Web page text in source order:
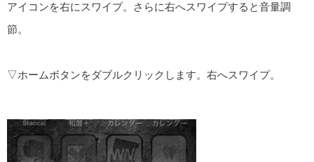
アイコンを右にスワイプ。さらに右へスワイプすると音量調
節。
▽ホームボタンをダブルクリックします。右へスワイプ。